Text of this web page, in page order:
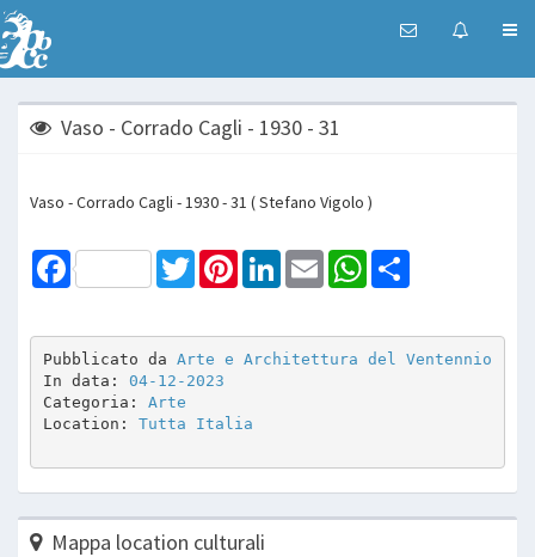
Vaso - Corrado Cagli - 1930 - 31
Vaso - Corrado Cagli - 1930 - 31 ( Stefano Vigolo )
Facebook TwitterPinterestLinkedInEmail WhatsApp
Pubblicato da Arte e Architettura del Ventennio
In data: 04-12-2023
Categoria: Arte
Location: Tutta Italia
Mappa location culturali